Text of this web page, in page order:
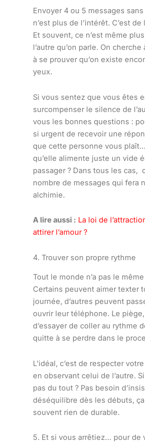
Envoyer 4 ou 5 messages
n’est plus de l’intérêt. C’est de
Et souvent, ce n’est même
l’autre qu’on parle. On cherche
à se prouver qu’on existe
yeux.
Si vous sentez que vous êtes
surcompenser le silence de
vous les bonnes questions :
si urgent de recevoir une
que cette personne vous
qu’elle alimente juste un vide
passager ? Dans tous les cas,
nombre de messages qui fera
alchimie.
A lire aussi : La loi de
attirer l’amour ?
4. Trouver son propre rythme
Tout le monde n’a pas le
Certains peuvent aimer texter
journée, d’autres peuvent
ouvrir leur téléphone. Le piège,
d’essayer de coller au rythme
quitte à se perdre dans le
L’idéal, c’est de respecter
en observant celui de l’autre.
pas du tout ? Pas besoin
déséquilibre dès les débuts,
souvent rien de durable.
5. Et si vous arrêtiez… pour de